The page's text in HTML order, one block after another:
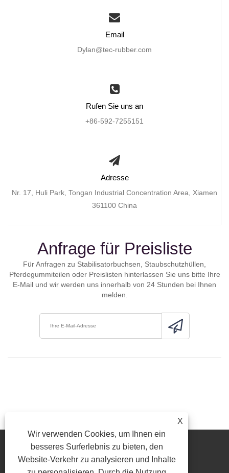
X
Wir verwenden Cookies, um Ihnen ein
besseres Surferlebnis zu bieten, den
Website-Verkehr zu analysieren und Inhalte
Email
Dylan@tec-rubber.com
Rufen Sie uns an
+86-592-7255151
Adresse
Nr. 17, Huli Park, Tongan Industrial Concentration Area, Xiamen
361100 China
Anfrage für Preisliste
Für Anfragen zu Stabilisatorbuchsen, Staubschutzhüllen,
Pferdegummiteilen oder Preislisten hinterlassen Sie uns bitte Ihre
E-Mail und wir werden uns innerhalb von 24 Stunden bei Ihnen
melden.